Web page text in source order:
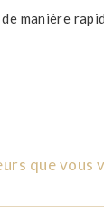
manière
que vous